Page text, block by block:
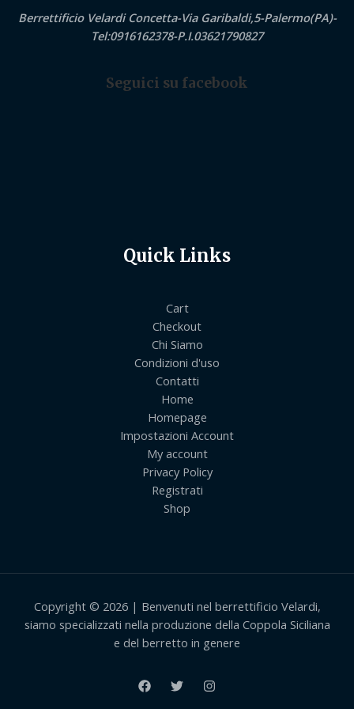
Berrettificio Velardi Concetta-Via Garibaldi,5-Palermo(PA)-
Tel:0916162378-P.I.03621790827
Seguici su facebook
Quick Links
Cart
Checkout
Chi Siamo
Condizioni d'uso
Contatti
Home
Homepage
Impostazioni Account
My account
Privacy Policy
Registrati
Shop
Copyright © 2026 | Benvenuti nel berrettificio Velardi,
siamo specializzati nella produzione della Coppola Siciliana
e del berretto in genere